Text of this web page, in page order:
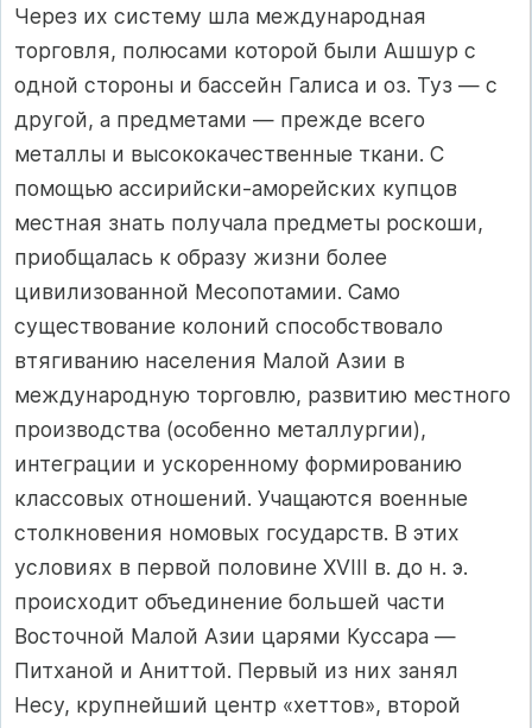
Через их систему шла международная
торговля, полюсами которой были Ашшур с
одной стороны и бассейн Галиса и оз. Туз — с
другой, а предметами — прежде всего
металлы и высококачественные ткани. С
помощью ассирийски-аморейских купцов
местная знать получала предметы роскоши,
приобщалась к образу жизни более
цивилизованной Месопотамии. Само
существова­ние колоний способствовало
втягиванию населения Малой Азии в
международную торговлю, развитию местного
производства (особенно металлургии),
интеграции и ускоренному формированию
классовых отно­шений. Учащаются военные
столкновения номовых государств. В этих
условиях в первой половине XVIII в. до н. э.
происходит объединение большей части
Восточной Малой Азии царями Куссара —
Питханой и Аниттой. Первый из них занял
Несу, крупнейший центр «хеттов», второй